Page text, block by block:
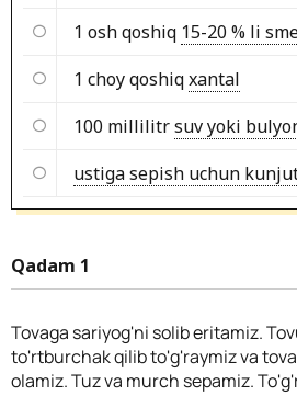
1 osh qoshiq 15-20 % li
1 choy qoshiqxantal
100 millilitrsuv yoki
ustiga sepish uchun
Qadam 1
Tovaga sariyog'ni solib eritamiz.
to'rtburchak qilib to'g'raymiz va
olamiz. Tuz va murch sepamiz.